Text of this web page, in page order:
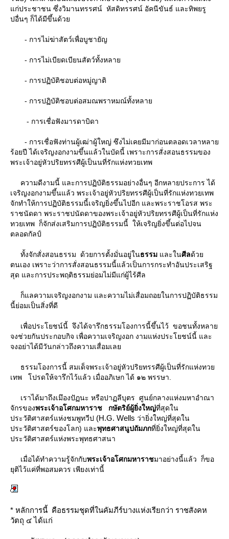
ก่ประชาชน ซึ่งวิมานทรรศน์ หัสดิทรรศน์ อัคนีขันธ์ และทิพยรู
ปอื่นๆ ก็ได้มีขึ้นด้ว
- การไม่ฆ่าสัตว์เพื่อบูชายัญ
- การไม่เบียดเบียนสัตว์ทั้งหลา
- การปฏิบัติชอบต่อหมู่ญาติ
- การปฏิบัติชอบต่อสมณพราหมณ์ทั้งหลา
- การเชื่อฟังมารดาบิดา
- การเชื่อฟังท่านผู้เฒ่าผู้ใหญ่ ซึงไม่เคยมีมาก่อนตลอดเวลาหลา
ร้อยปี ได้เจริญงอกงามขึ้นแล้วในบัดนี้ เพราะการสั่งสอนธรรมของ
พระเจ้าอยู่หัวปริยทรรศีผู้เป็นนที่รักแห่งทวยเทพ
ความดีงามนี้ และการปฏิบัติธรรมอย่างอื่นๆ อีกหลายประการ ได้
เจริญงอกงามขึ้นแล้ว พระเจ้าอยู่หัวปริยทรรศีผู้เป็นที่รักแห่งทวยเทพ
จักทำให้การปฏิบัติธรรมนี้เจริญยิ่งขึ้นไปอีก และพระราชโอรส พระ
ราชนัดดา พระราชปนัดดาของพระเจ้าอยู่หัวปริยทรรศีผู้เป็นที่รักแห่ง
ทวยเทพ ก็จักส่งเสริมการปฏิบัติธรรมนี้ ให้เจริญยิ่งขึ้นต่อไปจน
ตลอดกัลป์
ทั้งจักสั่งสอนธรรม ด้วยการตั้งมั่นอยู่ในธรรม ละในศีลด้ว
ตนเอง เพราะว่าการสั่งสอนธรรมนี้แล้วเป็นการกระทำอันประเสริฐ
สุด และการประพฤติธรรมย่อมไม่มีแก่ผู้ไร้ศีล
ก็แลความเจริญงอกงาม และความไม่เสื่อมถอยในการปฏิบัติธรรม
นี้ย่อมเป็นสิ่งที่ดี
เพื่อประโยชน์นี้ จึงได้จารึกธรรมโองการนี้ขึ้นไว้ ขอชนทั้งหลา
จงช่วยกันประกอบกิจ เพื่อความเจริญงอก งามแห่งประโยชน์นี้ และ
จงอย่าได้มีวันกล่าวถึงความเสื่อมเล
ธรรมโองการนี้ สมเด็จพระเจ้าอยู่หัวปริยทรรศีผู้เป็นที่รักแห่งทว
เทพ โปรดให้จารึกไว้แล้ว เมื่ออภิเษก ได้ ๑๒ พรรษา.
เราได้มาถึงเมึองปัฏนะ หรือปาฏลีบุตร ศูนย์กลางแห่งมหาอำณา
จักรของพระเจ้าอโศกมหาราช กษัตริย์ผู้ยิ่งใหญ่ที่สุดใน
ประวัติศาสตร์แห่งชมพูทวีป (H.G. Wells ว่ายิ่งใหญ่ที่สุดใน
ประวัติศาสตร์ของโลก) และพุทธศาสนูปถัมภกที่ยิ่งใหญ่ที่สุดใน
ประวัติศาสตร์แห่งพระพุทธศาสนา
เมื่อได้ทำความรู้จักกับพระเจ้าอโศกมหาราชมาอย่างนี้แล้ว ก็ขอ
ุติไว้แค่ที่พอสมควร เพียงเท่านี้
* หลักการนี้ คือธรรมชุดที่ในคัมภีร์บางแห่งเรียกว่า ราชสังคห
วัตถุ ๔ ได้แก่